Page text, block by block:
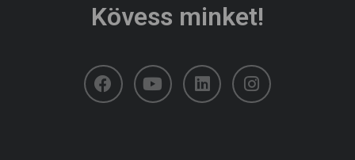
Kövess minket!